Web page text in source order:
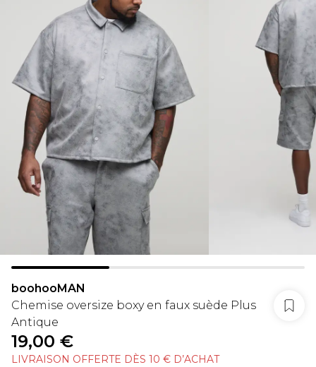
boohooMAN
Chemise oversize boxy en faux suède Plus
Antique
19,00 €
LIVRAISON OFFERTE DÈS 10 € D’ACHAT